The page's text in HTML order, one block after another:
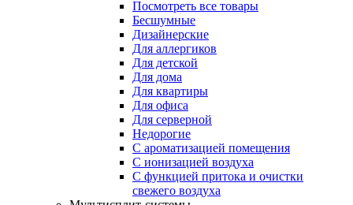
Посмотреть все товары
Бесшумные
Дизайнерские
Для аллергиков
Для детской
Для дома
Для квартиры
Для офиса
Для серверной
Недорогие
С ароматизацией помещения
С ионизацией воздуха
С функцией притока и очистки
свежего воздуха